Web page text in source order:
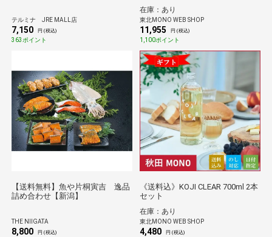
テルミナ JRE MALL店
7,150 円 (税込)
363ポイント
在庫：あり
東北MONO WEB SHOP
11,955 円 (税込)
1,100ポイント
【送料無料】魚や片桐寅吉 逸品
詰め合わせ【新潟】
THE NIIGATA
8,800 円 (税込)
《送料込》KOJI CLEAR 700ml 2本
セット
在庫：あり
東北MONO WEB SHOP
4,480 円 (税込)